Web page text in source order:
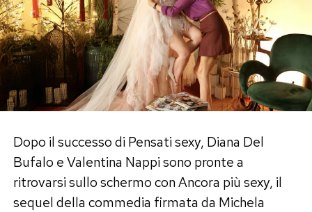
Dopo il successo di Pensati sexy, Diana Del
Bufalo e Valentina Nappi sono pronte a
ritrovarsi sullo schermo con Ancora più sexy, il
sequel della commedia firmata da Michela